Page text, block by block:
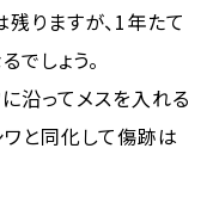
りますが、1年たて
しょう。
沿ってメスを入れる
と同化して傷跡は